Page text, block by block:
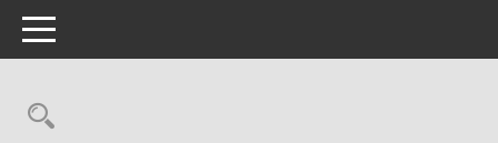
Toggle navigation
Rechercheauswahl